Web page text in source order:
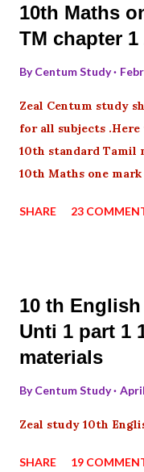
10th Maths
TM chapter
ByCentum Study
Zeal Centum study
for all subjects
10th standard Tamil
10th Maths one
SHARE 23
10 th
Unti 1 part 1
materials
ByCentum Study
Zeal study 10th
SHARE 19